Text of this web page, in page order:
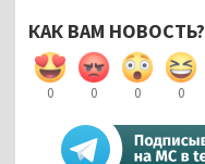
КАК ВАМ НОВОСТЬ?
0 0 0 0